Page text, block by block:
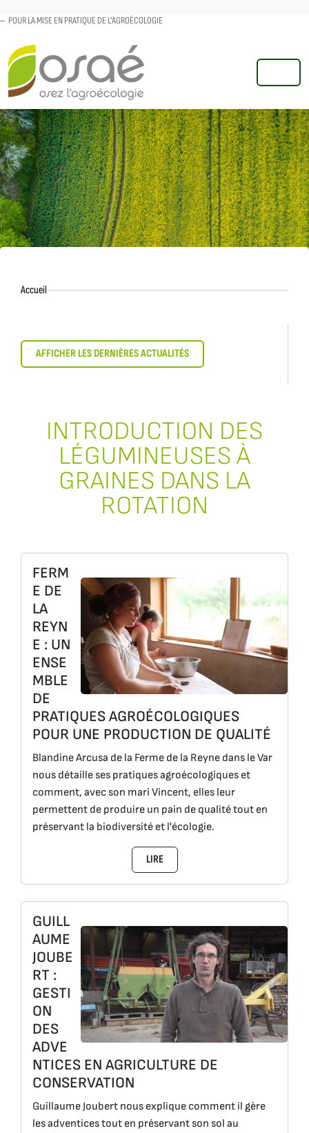
POUR LA MISE EN PRATIQUE DE L'AGROÉCOLOGIE
MENU
AccueilAccueil
AFFICHER LES DERNIÈRES ACTUALITÉS
INTRODUCTION DES
LÉGUMINEUSES À
GRAINES DANS LA
ROTATION
FERM
E DE
LA
REYN
E : UN
ENSE
MBLE
DE
PRATIQUES AGROÉCOLOGIQUES
POUR UNE PRODUCTION DE QUALITÉ
Blandine Arcusa de la Ferme de la Reyne dans le Var
nous détaille ses pratiques agroécologiques et
comment, avec son mari Vincent, elles leur
permettent de produire un pain de qualité tout en
préservant la biodiversité et l'écologie.
LIRE
GUILL
AUME
JOUBE
RT :
GESTI
ON
DES
ADVE
NTICES EN AGRICULTURE DE
CONSERVATION
Guillaume Joubert nous explique comment il gère
les adventices tout en préservant son sol au